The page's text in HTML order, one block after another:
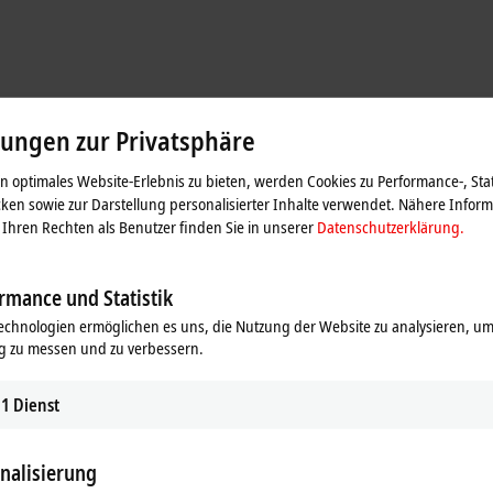
Positionsabweichungen vor den Modulen aus. „Die Genauigkeit liegt
so Reinhard Schmitz. Um diese Präzision zu erreichen, kommt
Klemme EL6224 eingelesen werden. Den Winkelversatz zwischen GTAS
Anschaltung. „ÜberEtherCAT
zugreifen“, zeigt Wilm Schadach die Offenheit von PC-based Control auf.
QR-Codes an jedem Maschinenmodul kontrolliert, ob der Grundträger vor
wird dem Bediener des Elektro-Hubwagens am
der Einbausituation ist es zudem notwendig, die Kamerabeleuchtung mit
Flexibilität von PC-based Control in einem System – vielfältige I/Os,
zur Privatsphäre
optimales Website-Erlebnis zu bieten, werden Cookies zu Performance-,
sowie zur Darstellung personalisierter Inhalte verwendet. Nähere
Rechten als Benutzer finden Sie in unserer Datenschutzerklärung.
und Statistik
ermöglichen es uns, die Nutzung der Website zu analysieren,
zu messen und zu verbessern.
1 Dienst